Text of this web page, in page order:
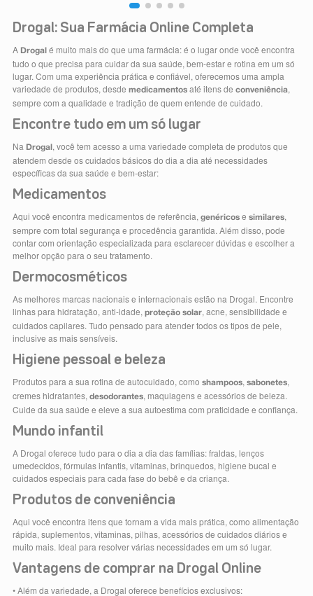
Drogal: Sua Farmácia Online Completa
A Drogal é muito mais do que uma farmácia: é o lugar onde você encontra
tudo o que precisa para cuidar da sua saúde, bem-estar e rotina em um só
lugar. Com uma experiência prática e confiável, oferecemos uma ampla
variedade de produtos, desde medicamentosaté itens de conveniência,
sempre com a qualidade e tradição de quem entende de cuidado.
Encontre tudo em um só lugar
Na Drogal , você tem acesso a uma variedade completa de produtos que
atendem desde os cuidados básicos do dia a dia até necessidades
específicas da sua saúde e bem-estar:
Medicamentos
Aqui você encontra medicamentos de referência, genéricose similares,
sempre com total segurança e procedência garantida. Além disso, pode
contar com orientação especializada para esclarecer dúvidas e escolher a
melhor opção para o seu tratamento.
Dermocosméticos
As melhores marcas nacionais e internacionais estão na Drogal. Encontre
linhas para hidratação, anti-idade, proteção solar, acne, sensibilidade e
cuidados capilares. Tudo pensado para atender todos os tipos de pele,
inclusive as mais sensíveis.
Higiene pessoal e beleza
Produtos para a sua rotina de autocuidado, como shampoos, sabonetes,
cremes hidratantes, desodorantes, maquiagens e acessórios de beleza.
Cuide da sua saúde e eleve a sua autoestima com praticidade e confiança.
Mundo infantil
A Drogal oferece tudo para o dia a dia das famílias: fraldas, lenços
umedecidos, fórmulas infantis, vitaminas, brinquedos, higiene bucal e
cuidados especiais para cada fase do bebê e da criança.
Produtos de conveniência
Aqui você encontra itens que tornam a vida mais prática, como alimentação
rápida, suplementos, vitaminas, pilhas, acessórios de cuidados diários e
muito mais. Ideal para resolver várias necessidades em um só lugar.
Vantagens de comprar na Drogal Online
• Além da variedade, a Drogal oferece benefícios exclusivos: